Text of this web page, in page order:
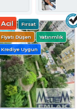
Acil Fırsat
Fiyatı Düşen Yatırımlık
Krediye Uygun